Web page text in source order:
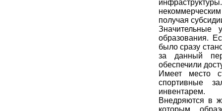
получая
Значительные
образования.
было сразу
за данный
обеспечили
Имеет место
спортивные
инвентарем.
Внедряются в
которым